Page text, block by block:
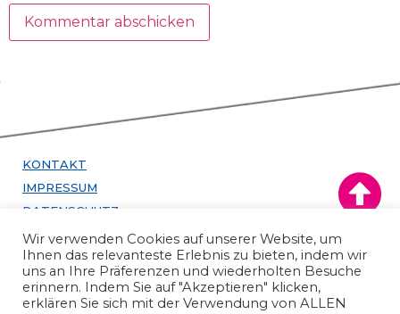
KONTAKT
IMPRESSUM
DATENSCHUTZ
infos24 GmbH
Stephanstraße 11
10559 Berlin
Wir verwenden Cookies auf unserer Website, um
Ihnen das relevanteste Erlebnis zu bieten, indem wir
uns an Ihre Präferenzen und wiederholten Besuche
erinnern. Indem Sie auf "Akzeptieren" klicken,
erklären Sie sich mit der Verwendung von ALLEN